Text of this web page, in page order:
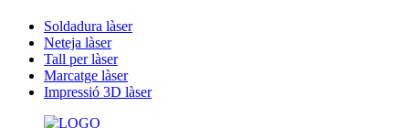
Soldadura làser
Neteja làser
Tall per làser
Marcatge làser
Impressió 3D làser